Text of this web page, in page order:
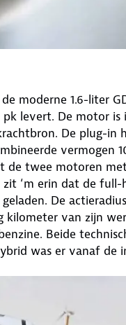
moderne 1.6-liter
levert. De motor is
De plug-in
vermogen
de twee motoren
‘m erin dat de
De
kilometer van zijn
Beide
was er vanaf de